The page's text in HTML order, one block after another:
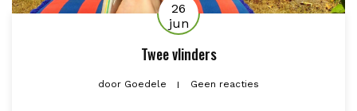
26
jun
Twee vlinders
door Goedele Geen reacties